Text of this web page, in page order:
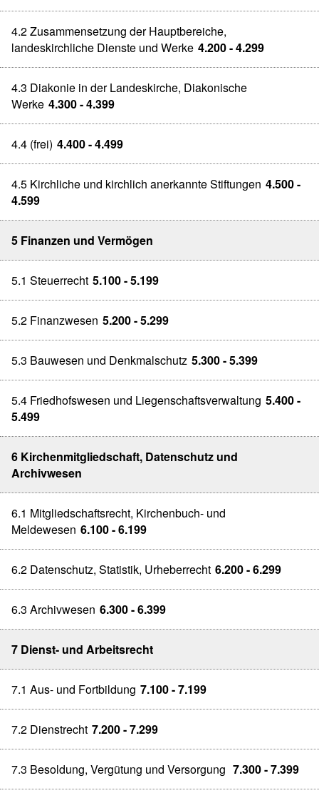
4.2 Zusammensetzung der Hauptbereiche,
landeskirchliche Dienste und Werke 4.200 - 4.299
4.3 Diakonie in der Landeskirche, Diakonische
Werke 4.300 - 4.399
4.4 (frei) 4.400 - 4.499
4.5 Kirchliche und kirchlich anerkannte Stiftungen 4.500 -
4.599
5 Finanzen und Vermögen
5.1 Steuerrecht 5.100 - 5.199
5.2 Finanzwesen 5.200 - 5.299
5.3 Bauwesen und Denkmalschutz 5.300 - 5.399
5.4 Friedhofswesen und Liegenschaftsverwaltung 5.400 -
5.499
6 Kirchenmitgliedschaft, Datenschutz und
Archivwesen
6.1 Mitgliedschaftsrecht, Kirchenbuch- und
Meldewesen 6.100 - 6.199
6.2 Datenschutz, Statistik, Urheberrecht 6.200 - 6.299
6.3 Archivwesen 6.300 - 6.399
7 Dienst- und Arbeitsrecht
7.1 Aus- und Fortbildung 7.100 - 7.199
7.2 Dienstrecht 7.200 - 7.299
7.3 Besoldung, Vergütung und Versorgung 7.300 - 7.399